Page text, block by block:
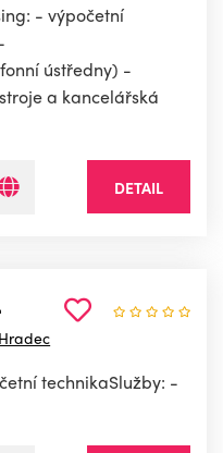
- výpočetní
ústředny) -
a kancelářská
DETAIL
technikaSlužby: -